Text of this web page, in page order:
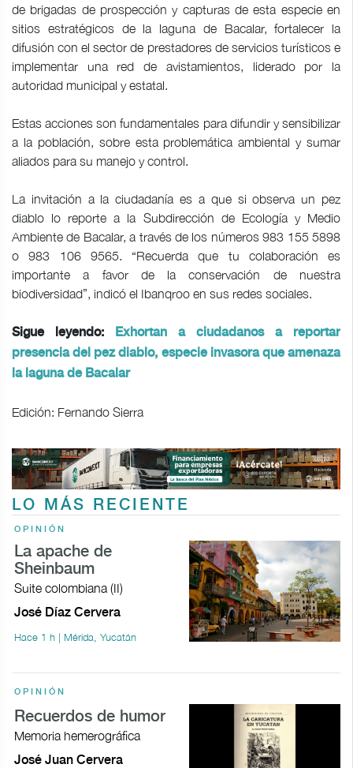
de brigadas de prospección y capturas de esta especie en
sitios estratégicos de la laguna de Bacalar, fortalecer la
difusión con el sector de prestadores de servicios turísticos e
implementar una red de avistamientos, liderado por la
autoridad municipal y estatal.
Estas acciones son fundamentales para difundir y sensibilizar
a la población, sobre esta problemática ambiental y sumar
aliados para su manejo y control.
La invitación a la ciudadanía es a que si observa un pez
diablo lo reporte a la Subdirección de Ecología y Medio
Ambiente de Bacalar, a través de los números 983 155 5898
o 983 106 9565. “Recuerda que tu colaboración es
importante a favor de la conservación de nuestra
biodiversidad”, indicó el Ibanqroo en sus redes sociales.
Sigue leyendo:
Exhortan a ciudadanos a reportar
presencia del pez diablo, especie invasora que amenaza
la laguna de Bacalar
Edición: Fernando Sierra
LO MÁS RECIENTE
OPINIÓN
La apache de
Sheinbaum
Suite colombiana (II)
José Díaz Cervera
Hace 1 h | Mérida, Yucatán
OPINIÓN
Recuerdos de humor
Memoria hemerográfica
José Juan Cervera